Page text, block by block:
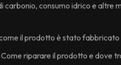
carbonio, consumo idrico e altre
il prodotto è stato fabbricato
Come riparare il prodotto e dove